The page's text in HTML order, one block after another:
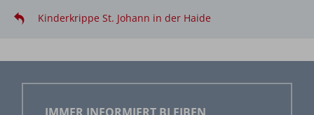
Kinderkrippe St. Johann in der Haide